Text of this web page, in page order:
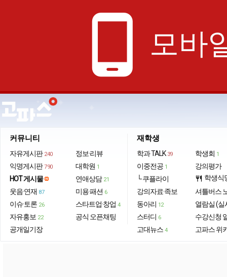
phone_android 모바
커뮤니티
자유게시판 240
익명게시판 790
HOT 게시물
웃음·연재 87
이슈·토론 26
자유홍보 22
공개일기장
정보·리뷰
대학원 1
연애상담 21
미용·패션 6
스타트업·창업 4
공식 오픈채팅
재학생
학과 TALK 39
이중전공 1
└ 쿠플라이
강의자료·족보
동아리 12
스터디 6
고대뉴스 4
학생회 1
강의평가
restaurant 학생식
셔틀버스
열람실 (실
수강신청
고파스 위